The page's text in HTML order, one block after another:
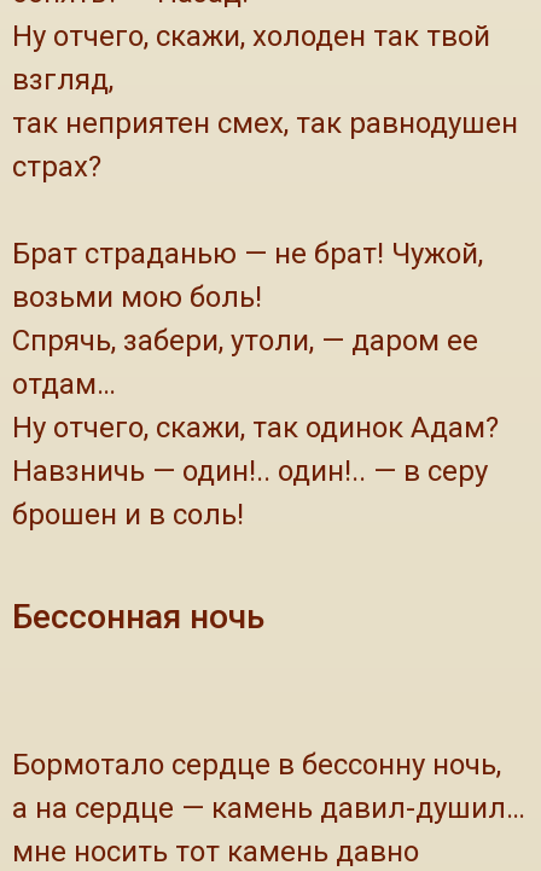
Ну отчего, скажи, холоден так твой
взгляд,
так неприятен смех, так равнодушен
страх?
Брат страданью — не брат! Чужой,
возьми мою боль!
Спрячь, забери, утоли, — даром ее
отдам…
Ну отчего, скажи, так одинок Адам?
Навзничь — один!.. один!.. — в серу
брошен и в соль!
Бессонная ночь
Бормотало сердце в бессонну ночь,
а на сердце — камень давил-душил…
мне носить тот камень давно